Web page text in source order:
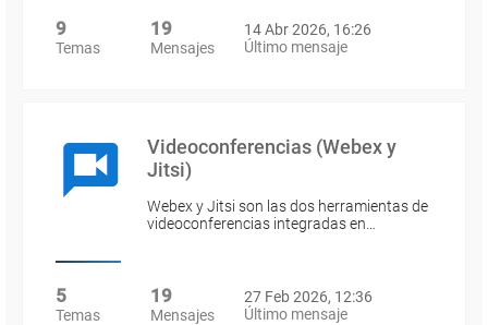
9
Temas
19
Mensajes
14 Abr 2026, 16:26
Último mensaje
Videoconferencias (Webex y
Jitsi)
Webex y Jitsi son las dos herramientas de
videoconferencias integradas en…
5
Temas
19
Mensajes
27 Feb 2026, 12:36
Último mensaje